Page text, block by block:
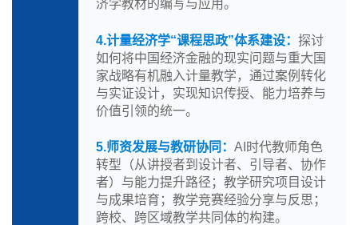
济学教材的编写与应用。
4.计量经济学“课程思政”体系建设：探讨
如何将中国经济金融的现实问题与重大国
家战略有机融入计量教学，通过案例转化
与实证设计，实现知识传授、能力培养与
价值引领的统一。
5.师资发展与教研协同：AI时代教师角色
转型（从讲授者到设计者、引导者、协作
者）与能力提升路径；教学研究项目设计
与成果培育；教学竞赛经验分享与反思；
跨校、跨区域教学共同体的构建。